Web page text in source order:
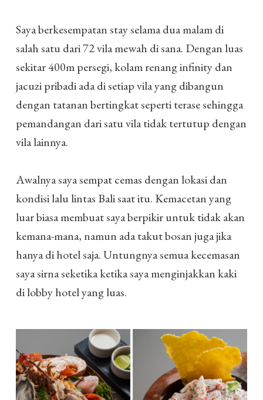
Saya berkesempatan stay selama dua malam di
salah satu dari 72 vila mewah di sana. Dengan luas
sekitar 400m persegi, kolam renang infinity dan
jacuzi pribadi ada di setiap vila yang dibangun
dengan tatanan bertingkat seperti terase sehingga
pemandangan dari satu vila tidak tertutup dengan
vila lainnya.
Awalnya saya sempat cemas dengan lokasi dan
kondisi lalu lintas Bali saat itu. Kemacetan yang
luar biasa membuat saya berpikir untuk tidak akan
kemana-mana, namun ada takut bosan juga jika
hanya di hotel saja. Untungnya semua kecemasan
saya sirna seketika ketika saya menginjakkan kaki
di lobby hotel yang luas.